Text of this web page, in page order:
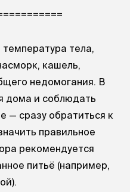
тела,
кашель,
недомогания. В
дома и соблюдать
— сразу обратиться к
правильное
рекомендуется
питьё (например,